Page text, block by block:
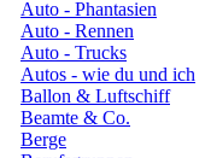
Auto - Phantasien
Auto - Rennen
Auto - Trucks
Autos - wie du und ich
Ballon & Luftschiff
Beamte & Co.
Berge